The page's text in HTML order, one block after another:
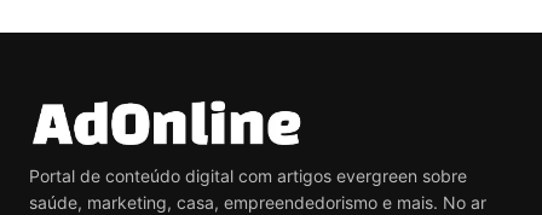
Portal de conteúdo digital com artigos evergreen sobre
saúde, marketing, casa, empreendedorismo e mais. No ar